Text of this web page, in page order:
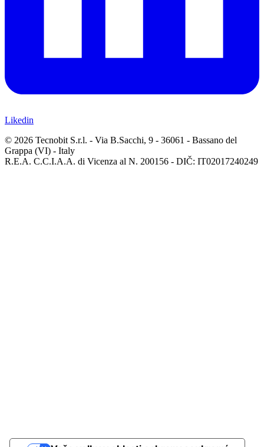
Likedin
© 2026 Tecnobit S.r.l. - Via B.Sacchi, 9 - 36061 - Bassano del
Grappa (VI) - Italy
R.E.A. C.C.I.A.A. di Vicenza al N. 200156 - DIČ: IT02017240249